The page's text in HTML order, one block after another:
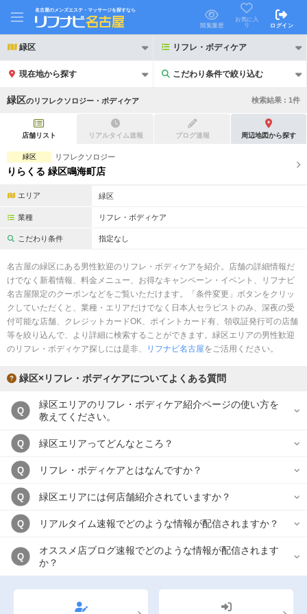
名古屋のメンズエステ・マッサージを探すなら
閲覧履歴
お気に入
り
ログイン
緑区 リフレ・ボディケア
現在地から探す こだわり条件で絞り込む
こだわり条件で絞り込む
21時以降も受付
2名様歓迎 団体様歓迎
完全個室 半個室あり
ペアルームあり シャワー室完備
日本人スタッフのみ
スタッフ指名可
駅から徒歩5分以内
緑区のリフレクソロジー・ボディケア 検索結果 : 1件
店舗リスト リアルタイム速報 ブログ速報 周辺地図から探す
緑区 リフレクソロジー
りらくる 緑区鳴海町店
エリア 緑区
業種 リフレ・ボディケア
こだわり条件 指定なし
名古屋の緑区にある男性歓迎のリフレ・ボディケアを紹介。店舗の詳細情報だ
けでなく新着情報、料金メニュー、お得なキャンペーン・イベント、リフナビ
名古屋限定のクーポンなどをご覧いただけます。「条件変更」ボタンをクリッ
クしていただくと、業種・エリアだけでなく日本人セラピストのみ、深夜の受
付可能な店舗、クレジットカードOK、ポイントカード有、領収証発行可の店舗
等を絞り込んで、より詳細に検索することができます。緑区エリアの男性歓迎
のリフレ・ボディケア探しには是非、
リフナビ名古屋をご活用ください。
緑区×リフレ・ボディケアについてよくある質問
Q
緑区エリアのリフレ・ボディケア紹介ページの使い方を
教えてください。
Q 緑区エリアってどんなところ？
Q リフレ・ボディケアとはなんですか？
Q 緑区エリアには何店舗紹介されていますか？
Q リアルタイム速報でどのような情報が配信されますか？
Q
オススメ店ブログ速報でどのような情報が配信されます
か？